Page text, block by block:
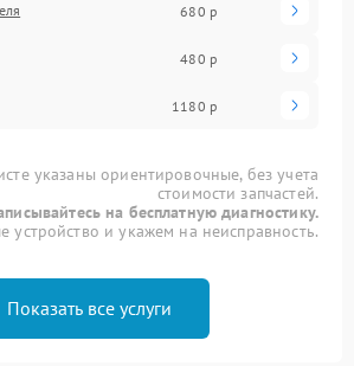
680 р
480 р
1180 р
указаны ориентировочные, без учета
стоимости запчастей.
на бесплатную диагностику.
и укажем на неисправность.
Показать все услуги